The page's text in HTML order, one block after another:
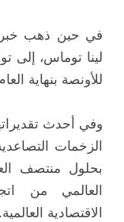
في حين ذهب
للأونصة بنهاية
وفي أحدث
بحلول منتصف
العالمي من
الاقتصادية العالمية.